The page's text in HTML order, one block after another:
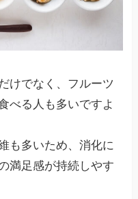
けでなく、フルーツ
べる人も多いですよ
も多いため、消化に
満足感が持続しやす